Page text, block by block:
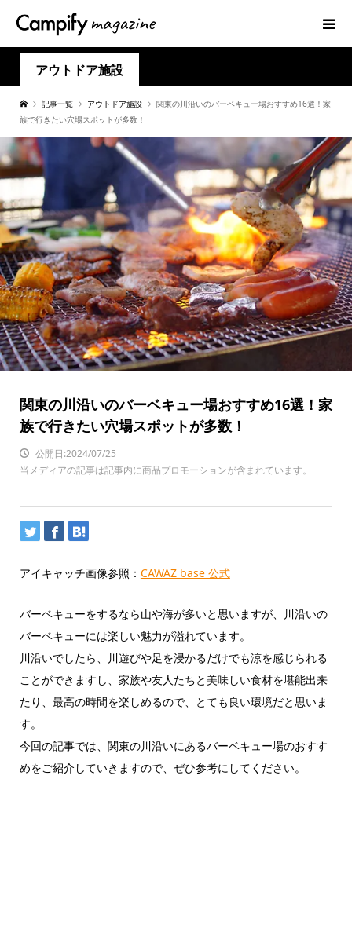
アウトドア施設
記事一覧 アウトドア施設
関東の川沿いのバーベキュー場おすすめ16選！家
族で行きたい穴場スポットが多数！
関東の川沿いのバーベキュー場おすすめ16選！家
族で行きたい穴場スポットが多数！
公開日:2024/07/25
当メディアの記事は記事内に商品プロモーションが含まれています。
アイキャッチ画像参照： CAWAZ base 公式
バーベキューをするなら山や海が多いと思いますが、川沿いの
バーベキューには楽しい魅力が溢れています。
川沿いでしたら、川遊びや足を浸かるだけでも涼を感じられる
ことができますし、家族や友人たちと美味しい食材を堪能出来
たり、最高の時間を楽しめるので、とても良い環境だと思いま
す。
今回の記事では、関東の川沿いにあるバーベキュー場のおすす
めをご紹介していきますので、ぜひ参考にしてください。